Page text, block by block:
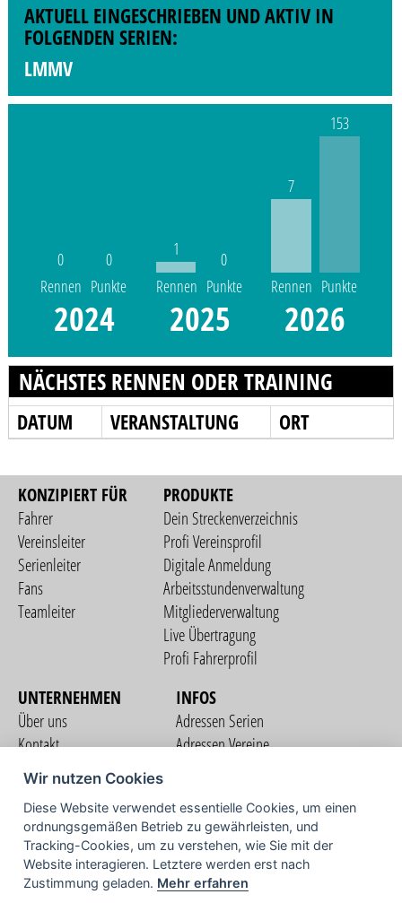
AKTUELL EINGESCHRIEBEN UND AKTIV IN
FOLGENDEN SERIEN:
LMMV
0
Rennen
0
Punkte
2024
1
Rennen
0
Punkte
2025
7
Rennen
153
Punkte
2026
NÄCHSTES RENNEN ODER TRAINING
DATUM VERANSTALTUNG ORT
KONZIPIERT FÜR
Fahrer
Vereinsleiter
Serienleiter
Fans
Teamleiter
PRODUKTE
Dein Streckenverzeichnis
Profi Vereinsprofil
Digitale Anmeldung
Arbeitsstundenverwaltung
Mitgliederverwaltung
Live Übertragung
Profi Fahrerprofil
UNTERNEHMEN
Über uns
Kontakt
Nutzungsbedingungen
Datenschutzerklärung
Impressum
INFOS
Adressen Serien
Adressen Vereine
COMMUNITY
Wir nutzen Cookies
Diese Website verwendet essentielle Cookies, um einen
ordnungsgemäßen Betrieb zu gewährleisten, und
Tracking-Cookies, um zu verstehen, wie Sie mit der
Website interagieren. Letztere werden erst nach
Zustimmung geladen. Mehr erfahren